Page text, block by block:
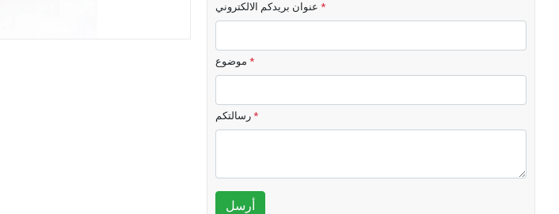
عنوان بريدكم الالكتروني*
موضوع*
رسالتكم*
أرسل